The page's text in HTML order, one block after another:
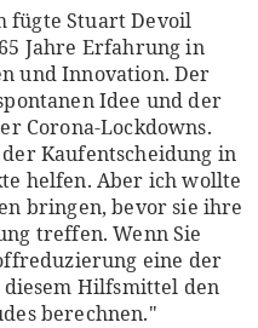
fügte Stuart Devoil
Jahre Erfahrung in
und Innovation. Der
Idee und der
Corona-Lockdowns.
Kaufentscheidung in
helfen. Aber ich wollte
bringen, bevor sie ihre
treffen. Wenn Sie
eine der
diesem Hilfsmittel den
berechnen."